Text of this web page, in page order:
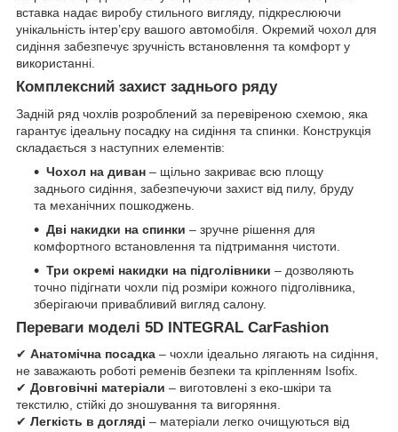
вставка надає виробу стильного вигляду, підкреслюючи
унікальність інтер’єру вашого автомобіля. Окремий чохол для
сидіння забезпечує зручність встановлення та комфорт у
використанні.
Комплексний захист заднього ряду
Задній ряд чохлів розроблений за перевіреною схемою, яка
гарантує ідеальну посадку на сидіння та спинки. Конструкція
складається з наступних елементів:
Чохол на диван – щільно закриває всю площу
заднього сидіння, забезпечуючи захист від пилу, бруду
та механічних пошкоджень.
Дві накидки на спинки – зручне рішення для
комфортного встановлення та підтримання чистоти.
Три окремі накидки на підголівники – дозволяють
точно підігнати чохли під розміри кожного підголівника,
зберігаючи привабливий вигляд салону.
Переваги моделі 5D INTEGRAL CarFashion
✔ Анатомічна посадка – чохли ідеально лягають на сидіння,
не заважають роботі ременів безпеки та кріпленням Isofix.
✔ Довговічні матеріали – виготовлені з еко-шкіри та
текстилю, стійкі до зношування та вигоряння.
✔ Легкість в догляді – матеріали легко очищуються від